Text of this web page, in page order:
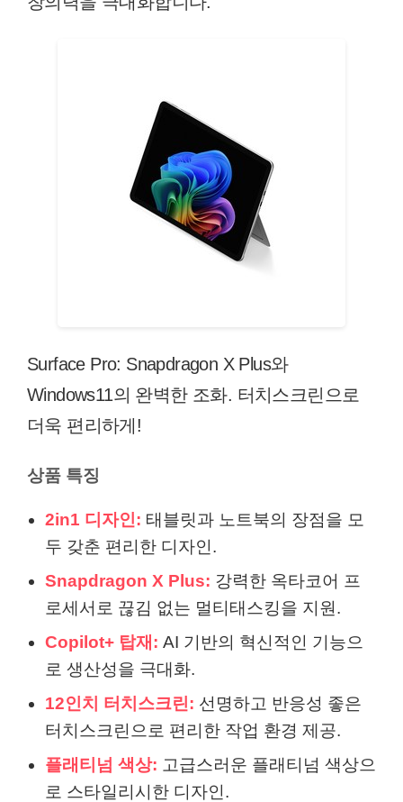
Surface Pro: Snapdragon X Plus와
Windows11의 완벽한 조화. 터치스크린으로
더욱 편리하게!
상품 특징
2in1 디자인: 태블릿과 노트북의 장점을 모
두 갖춘 편리한 디자인.
Snapdragon X Plus: 강력한 옥타코어 프
로세서로 끊김 없는 멀티태스킹을 지원.
Copilot+ 탑재: AI 기반의 혁신적인 기능으
로 생산성을 극대화.
12인치 터치스크린: 선명하고 반응성 좋은
터치스크린으로 편리한 작업 환경 제공.
플래티넘 색상: 고급스러운 플래티넘 색상으
로 스타일리시한 디자인.